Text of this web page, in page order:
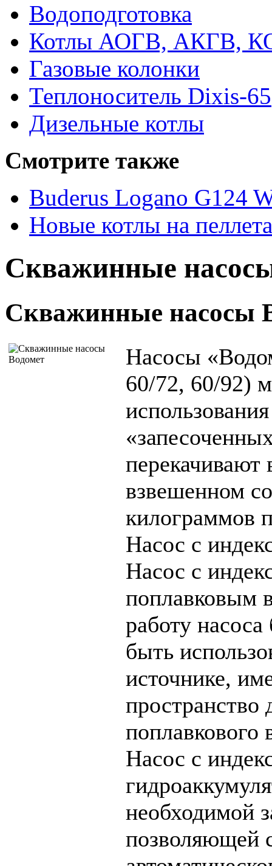
Водоподготовка
Котлы АОГВ, АКГВ,
Газовые колонки
Теплоноситель Dixis-65
Дизельные котлы
Смотрите также
Buderus Logano G124
Новые котлы на
Скважинные
Скважинные насосы
Насосы
60/72, 60/92)
взвешенном
килограммов
Насос с
Насос с
поплавковым
работу
быть
источнике,
пространство
поплавкового
Насос с
необходимой
позволяющей